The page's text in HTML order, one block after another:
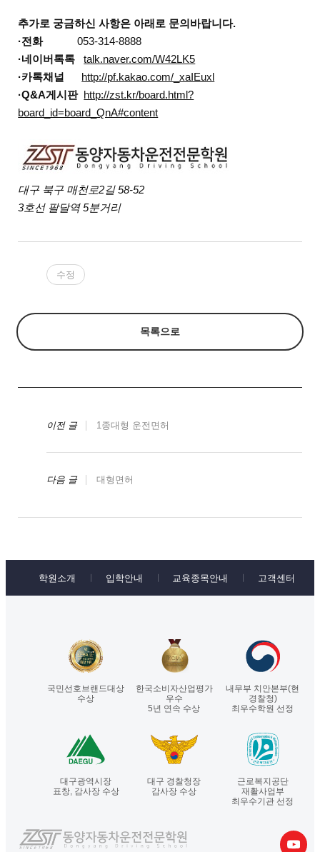
추가로 궁금하신 사항은 아래로 문의바랍니다.
·전화053-314-8888
·네이버톡톡
talk.naver.com/W42LK5
·카톡채널
http://pf.kakao.com/_xaIEuxl
·Q&A게시판 http://zst.kr/board.html?
board_id=board_QnA#content
대구 북구 매천로2길 58-52
3호선 팔달역 5분거리
목록으로
수정
이전 글 1종대형 운전면허
다음 글 대형면허
학원소개 입학안내 교육종목안내 고객센터
국민선호브랜드대상
수상
한국소비자산업평가
우수
5년 연속 수상
내무부 치안본부(현
경찰청)
최우수학원 선정
대구광역시장
표창, 감사장 수상
대구 경찰청장
감사장 수상
근로복지공단
재활사업부
최우수기관 선정